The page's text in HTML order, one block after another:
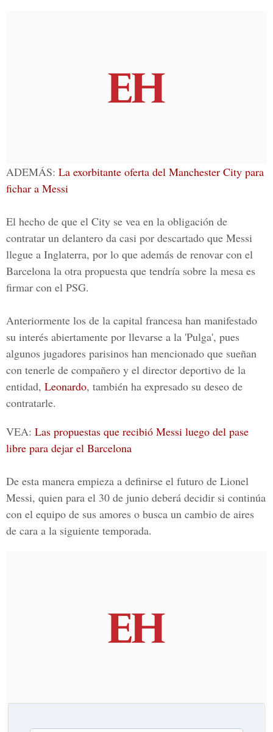
ADEMÁS: La exorbitante oferta del Manchester City para
fichar a Messi
El hecho de que el City se vea en la obligación de
contratar un delantero da casi por descartado que Messi
llegue a Inglaterra, por lo que además de renovar con el
Barcelona la otra propuesta que tendría sobre la mesa es
firmar con el PSG.
Anteriormente los de la capital francesa han manifestado
su interés abiertamente por llevarse a la 'Pulga', pues
algunos jugadores parisinos han mencionado que sueñan
con tenerle de compañero y el director deportivo de la
entidad, Leonardo, también ha expresado su deseo de
contratarle.
VEA: Las propuestas que recibió Messi luego del pase
libre para dejar el Barcelona
De esta manera empieza a definirse el futuro de Lionel
Messi, quien para el 30 de junio deberá decidir si continúa
con el equipo de sus amores o busca un cambio de aires
de cara a la siguiente temporada.